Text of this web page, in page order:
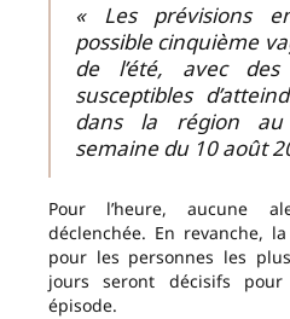
« Les prévisions
possible cinquième
de l’été, avec des
susceptibles
dans la région
semaine du 10 août
Pour l’heure, aucune
déclenchée. En revanche,
pour les personnes les
jours seront décisifs
épisode.